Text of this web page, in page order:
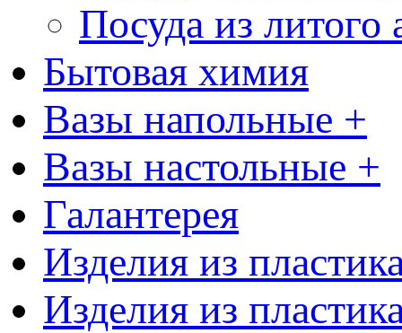
Посуда из
Бытовая химия
Вазы напольные +
Вазы настольные +
Галантерея
Изделия из
Изделия из